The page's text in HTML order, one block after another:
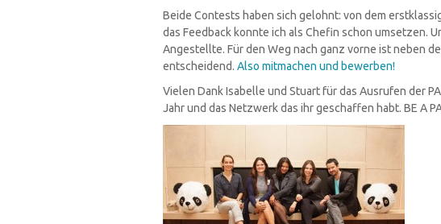
Beide Contests haben sich gelohnt: von dem
das Feedback konnte ich als Chefin schon umsetzen.
Angestellte. Für den Weg nach ganz vorne ist neben
entscheidend. Also mitmachen und bewerben!
Vielen Dank Isabelle und Stuart für das Ausrufen der
Jahr und das Netzwerk das ihr geschaffen habt. BE A